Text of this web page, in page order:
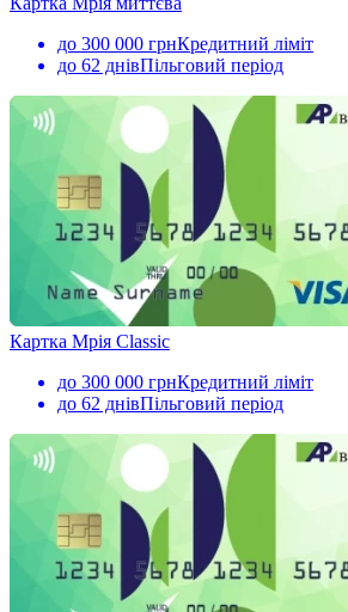
до 300 000 грнКредитний ліміт
до 62 днівПільговий період
Картка Мрія Classic
до 300 000 грнКредитний ліміт
до 62 днівПільговий період